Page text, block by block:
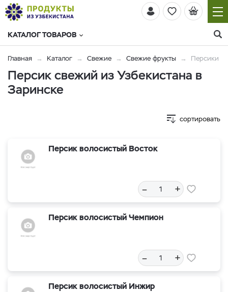
КАТАЛОГ ТОВАРОВ
Главная Каталог Свежие Свежие фрукты Персики
Персик свежий из Узбекистана в
Заринске
сортировать
Персик волосистый Восток
– +
Персик волосистый Чемпион
– +
Персик волосистый Инжир